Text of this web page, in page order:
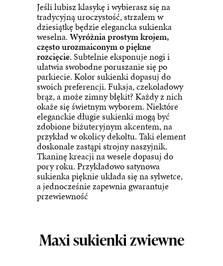
Jeśli lubisz klasykę i wybierasz się na
tradycyjną uroczystość, strzałem w
dziesiątkę będzie elegancka sukienka
weselna. Wyróżnia prostym krojem,
często urozmaiconym o piękne
rozcięcie.Subtelnie eksponuje nogi i
ułatwia swobodne poruszanie się po
parkiecie. Kolor sukienki dopasuj do
swoich preferencji. Fuksja, czekoladowy
brąz, a może zimny błękit? Każdy z nich
okaże się świetnym wyborem. Niektóre
eleganckie długie sukienki mogą być
zdobione biżuteryjnym akcentem, na
przykład w okolicy dekoltu. Taki element
doskonale zastąpi strojny naszyjnik.
Tkaninę kreacji na wesele dopasuj do
pory roku. Przykładowosatynowa
sukienkapięknie układa się na sylwetce,
a jednocześnie zapewnia gwarantuje
przewiewność
Maxi sukienki zwiewne